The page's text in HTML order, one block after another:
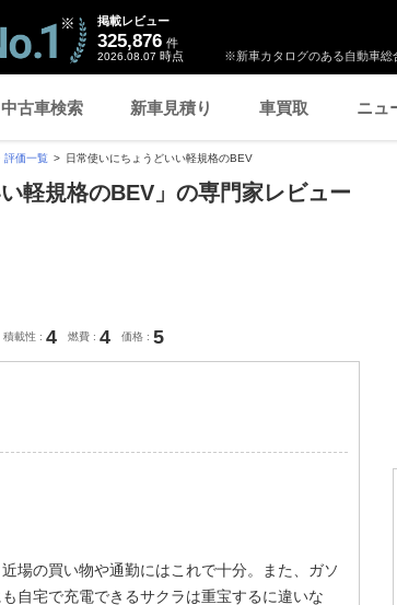
※新車カタログのある自動車総
掲載レビュー
325,876 件
2026.08.07 時点
中古車検索 新車見積り 車買取 ニュ
評価一覧 日常使いにちょうどいい軽規格のBEV
軽規格のBEV」の専門家レビュー
積載性 4 燃費 4 価格 5
場の買い物や通勤にはこれで十分。また、ガソ
自宅で充電できるサクラは重宝するに違いな